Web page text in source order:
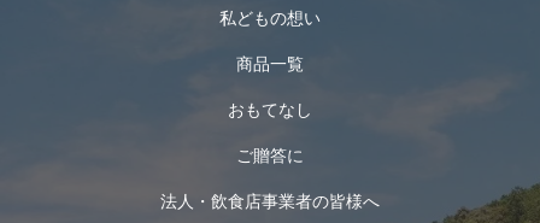
私どもの想い
商品一覧
おもてなし
ご贈答に
法人・飲食店事業者の皆様へ